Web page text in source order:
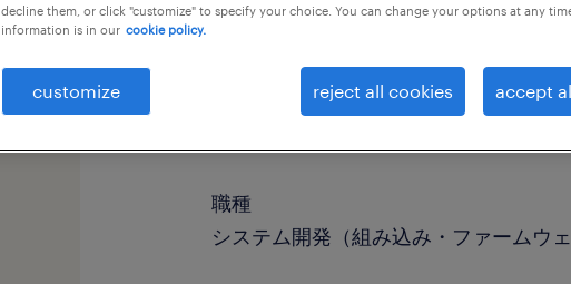
職種
システム開発（組み込み・ファームウェ
decline them, or click "customize" to specify your choice. You can change your options at any
information is in our cookie policy.
customize reject all cookies accept